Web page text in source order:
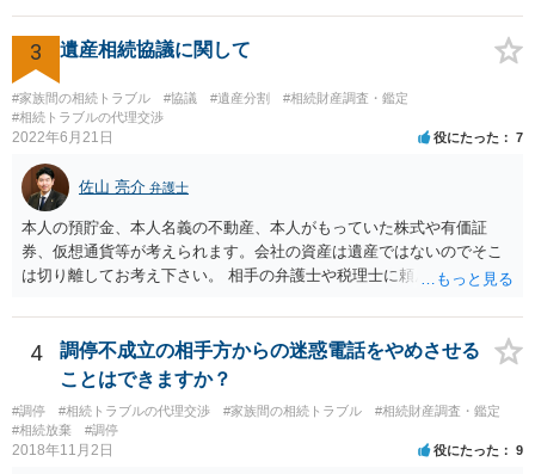
った等)、それも書くとよいです。 書かない方が良いと思うことは、遺
産分割に関係ない(と思われる)いきさつを沢山盛り込むことだと考えま
す(あくまで遺産分割に関係することに留める方が、裁判所や調停委員
の方に事情を理解してもらいやすいと思います)。
3 遺産相続協議に関して
#家族間の相続トラブル #協議 #遺産分割
#相続財産調査・鑑定
#相続トラブルの代理交渉
2022年6月21日 役にたった 7
佐山 亮介 弁護士
本人の預貯金、本人名義の不動産、本人がもっていた株式や有価証
券、仮想通貨等が考えられます。会社の資産は遺産ではないのでそこ
は切り離してお考え下さい。 相手の弁護士や税理士に頼んでも守秘義
意に開示を求め、応じなければ「調査嘱託」という手続きを使って銀
行等に照会をかけることになるでしょう。 不動産は、相続登記が済ん
でいなければ市役所ないし区役所に、お子様と義父様のつながりがわ
かる戸籍一式を揃えてもちこみ、「名寄せ」という手続きをすると、
分かると思います。遺産分割協議書の偽造等により既に相続登記され
てしまっている場合は、住所などに当たりをつけて登記名義を調べて
4
調停不成立の相手方からの迷惑電話をやめさせる
ことはできますか？
#調停 #相続トラブルの代理交渉 #家族間の相続トラブル
#相続財産調査・鑑定
#相続放棄
#調停
2018年11月2日 役にたった 9